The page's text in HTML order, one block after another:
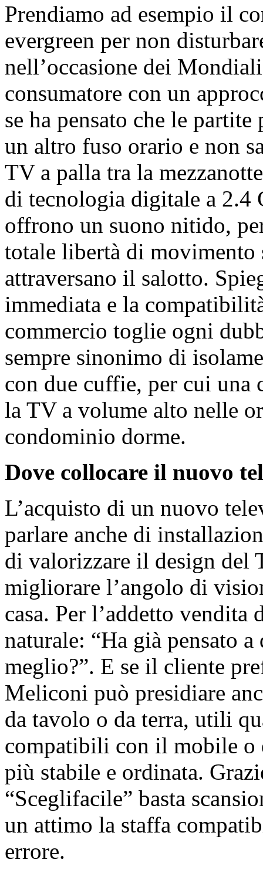
Prendiamo ad esempio il
evergreen per non
nell’occasione dei
consumatore con un
se ha pensato che le
un altro fuso orario e non
TV a palla tra la
di tecnologia digitale a
offrono un suono nitido,
totale libertà di movimento
attraversano il salotto.
immediata e la
commercio toglie ogni
sempre sinonimo di
con due cuffie, per cui una
la TV a volume alto nelle
condominio dorme.
Dove collocare il nuovo
L’acquisto di un nuovo
parlare anche di
di valorizzare il design del
migliorare l’angolo di
casa. Per l’addetto
naturale: “Ha già pensato
meglio?”. E se il cliente
Meliconi può presidiare
da tavolo o da terra, utili
compatibili con il mobile o
più stabile e ordinata.
“Sceglifacile” basta
un attimo la staffa
errore.